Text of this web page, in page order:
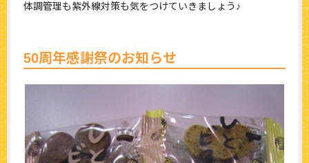
体調管理も紫外線対策も気をつけていきましょう♪
50周年感謝祭のお知らせ